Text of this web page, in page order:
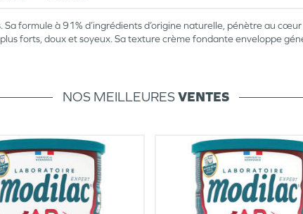
Sa formule à 91% d’ingrédients d’origine naturelle, pénètre au
forts, doux et soyeux. Sa texture crème fondante enveloppe
NOS MEILLEURESVENTES